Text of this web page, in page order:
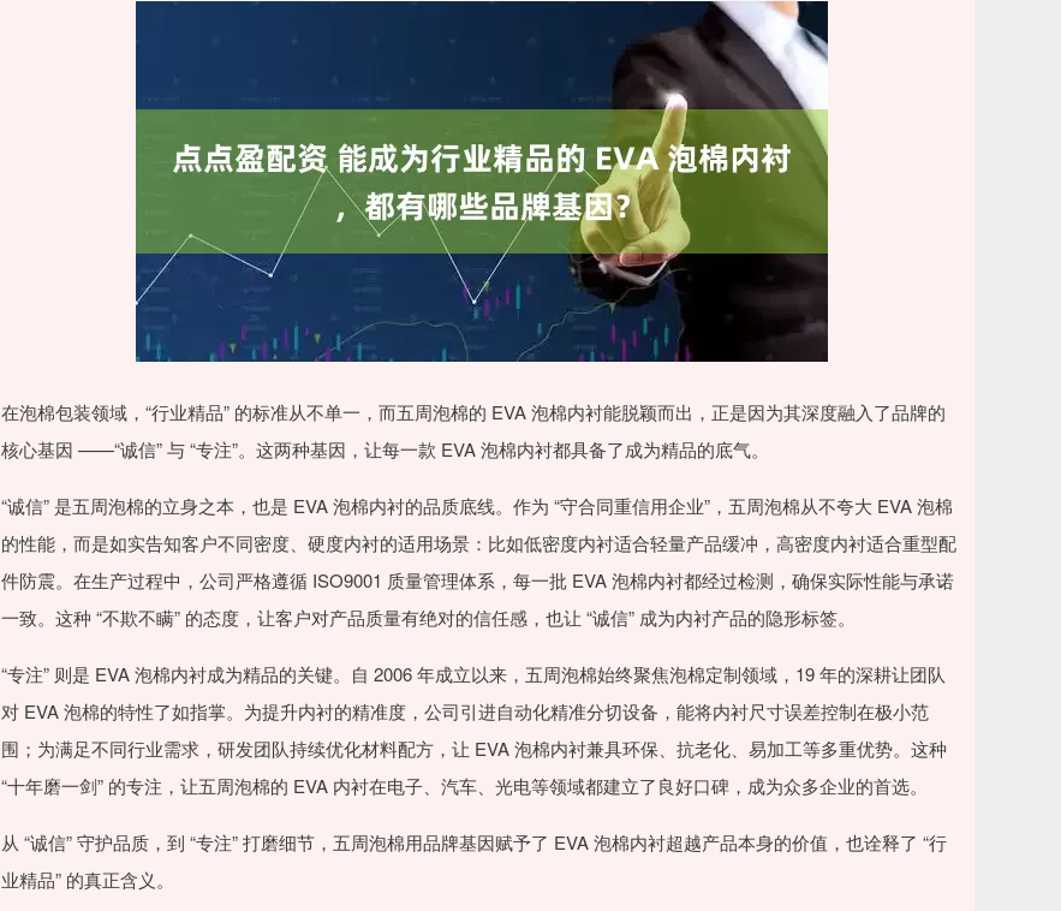
在泡棉包装领域，“行业精品” 的标准从不单一，而五周泡棉的 EVA 泡棉内衬能脱颖而出，正是因为其深度融入了品牌的
核心基因 ——“诚信” 与 “专注”。这两种基因，让每一款 EVA 泡棉内衬都具备了成为精品的底气。
“诚信” 是五周泡棉的立身之本，也是 EVA 泡棉内衬的品质底线。作为 “守合同重信用企业”，五周泡棉从不夸大 EVA 泡棉
的性能，而是如实告知客户不同密度、硬度内衬的适用场景：比如低密度内衬适合轻量产品缓冲，高密度内衬适合重型配
件防震。在生产过程中，公司严格遵循 ISO9001 质量管理体系，每一批 EVA 泡棉内衬都经过检测，确保实际性能与承诺
一致。这种 “不欺不瞒” 的态度，让客户对产品质量有绝对的信任感，也让 “诚信” 成为内衬产品的隐形标签。
“专注” 则是 EVA 泡棉内衬成为精品的关键。自 2006 年成立以来，五周泡棉始终聚焦泡棉定制领域，19 年的深耕让团队
对 EVA 泡棉的特性了如指掌。为提升内衬的精准度，公司引进自动化精准分切设备，能将内衬尺寸误差控制在极小范
围；为满足不同行业需求，研发团队持续优化材料配方，让 EVA 泡棉内衬兼具环保、抗老化、易加工等多重优势。这种
“十年磨一剑” 的专注，让五周泡棉的 EVA 内衬在电子、汽车、光电等领域都建立了良好口碑，成为众多企业的首选。
从 “诚信” 守护品质，到 “专注” 打磨细节，五周泡棉用品牌基因赋予了 EVA 泡棉内衬超越产品本身的价值，也诠释了 “行
业精品” 的真正含义。